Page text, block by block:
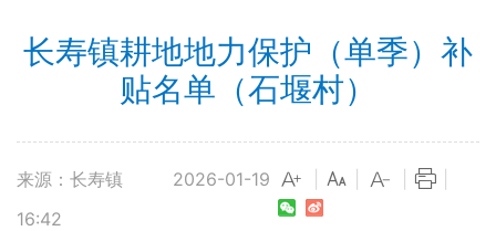
长寿镇耕地地力保护（单季）补
贴名单（石堰村）
来源：长寿镇
2026-01-19
16:42